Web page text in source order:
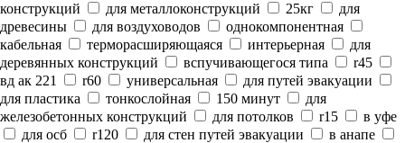
конструкций
для металлоконструкций 25кг
для
древесины
для воздуховодов
однокомпонентная
кабельная
терморасширяющаяся интерьерная
для
деревянных конструкций
вспучивающегося типа
r45
вд ак 221
r60 универсальная
для путей эвакуации
для пластика
тонкослойная 150 минут
для
железобетонных конструкций
для потолков r15
в уфе
для осб
r120 для стен путей эвакуации
в анапе